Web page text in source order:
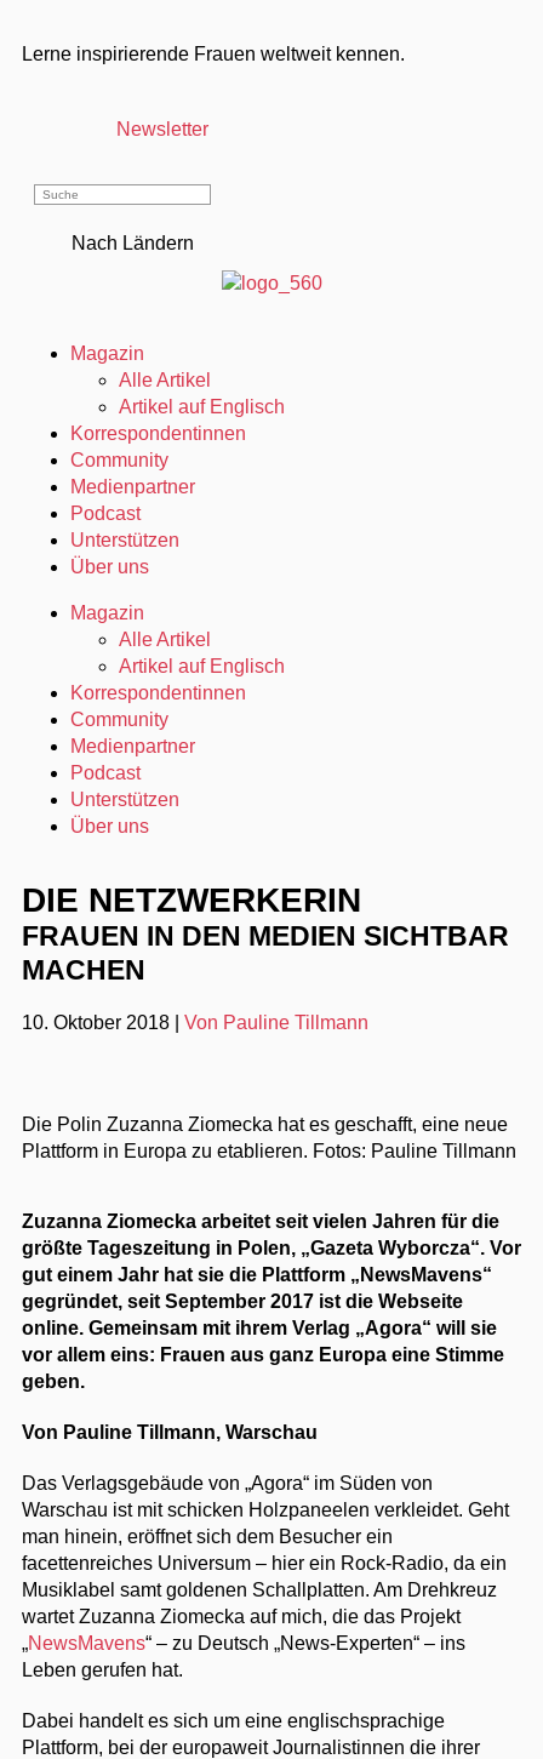
Lerne inspirierende Frauen weltweit kennen.
Newsletter
Nach Ländern
Magazin
Alle Artikel
Artikel auf Englisch
Korrespondentinnen
Community
Medienpartner
Podcast
Unterstützen
Über uns
Magazin
Alle Artikel
Artikel auf Englisch
Korrespondentinnen
Community
Medienpartner
Podcast
Unterstützen
Über uns
DIE NETZWERKERIN
FRAUEN IN DEN MEDIEN SICHTBAR
MACHEN
10. Oktober 2018 Von Pauline Tillmann
Die Polin Zuzanna Ziomecka hat es geschafft, eine neue
Plattform in Europa zu etablieren. Fotos: Pauline Tillmann
Zuzanna Ziomecka arbeitet seit vielen Jahren für die
größte Tageszeitung in Polen, „Gazeta Wyborcza“. Vor
gut einem Jahr hat sie die Plattform „NewsMavens“
gegründet, seit September 2017 ist die Webseite
online. Gemeinsam mit ihrem Verlag „Agora“ will sie
vor allem eins: Frauen aus ganz Europa eine Stimme
geben.
Von Pauline Tillmann, Warschau
Das Verlagsgebäude von „Agora“ im Süden von
Warschau ist mit schicken Holzpaneelen verkleidet. Geht
man hinein, eröffnet sich dem Besucher ein
facettenreiches Universum – hier ein Rock-Radio, da ein
Musiklabel samt goldenen Schallplatten. Am Drehkreuz
wartet Zuzanna Ziomecka auf mich, die das Projekt
„NewsMavens“ – zu Deutsch „News-Experten“ – ins
Leben gerufen hat.
Dabei handelt es sich um eine englischsprachige
Plattform, bei der europaweit Journalistinnen die ihrer